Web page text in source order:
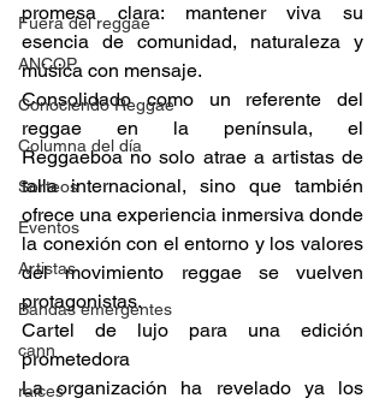
Fuera del reggae
ANCOP
Conociendo Reggae
Columna del día
Sorteos
Eventos
Artistas
Bandas emergentes
cann
raices
promesa clara: mantener viva su
esencia de comunidad, naturaleza y
música con mensaje.
Consolidado como un referente del
reggae en la península, el
Reggaeboa no solo atrae a artistas de
talla internacional, sino que también
ofrece una experiencia inmersiva donde
la conexión con el entorno y los valores
del movimiento reggae se vuelven
protagonistas.
Cartel de lujo para una edición
prometedora
La organización ha revelado ya los